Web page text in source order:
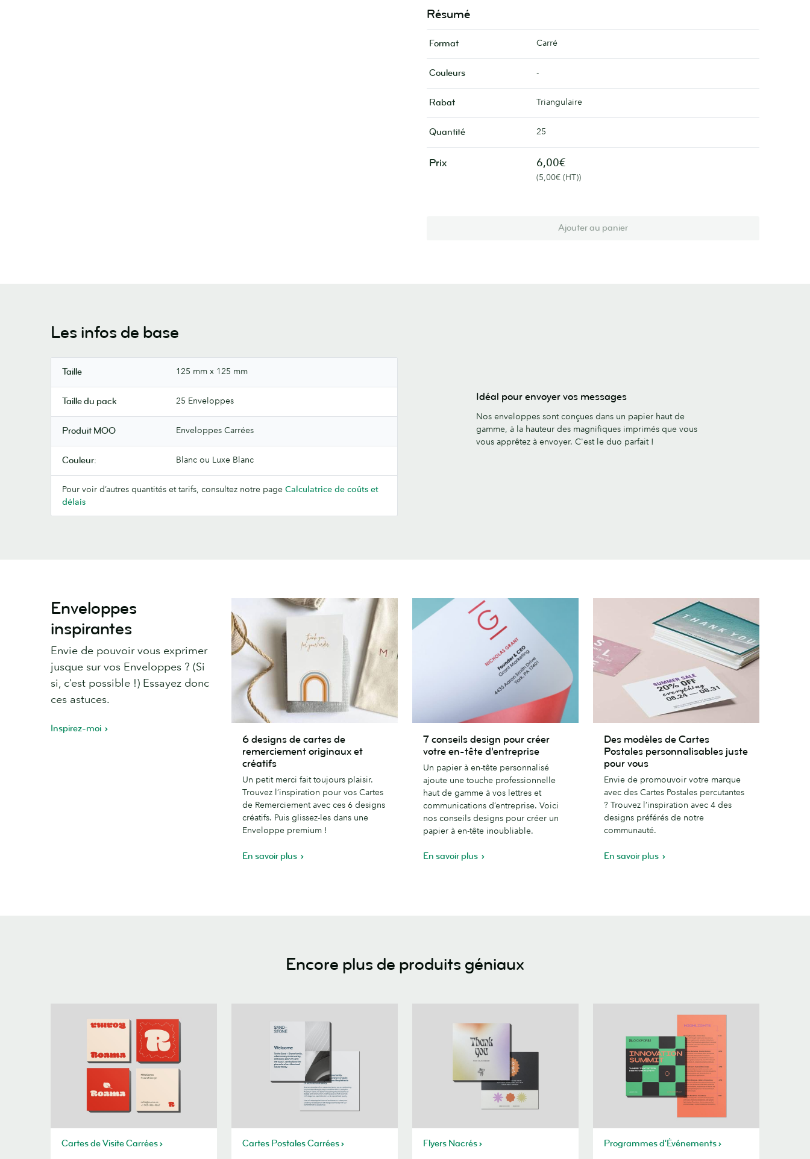
Résumé
Format Carré
Couleurs -
Rabat Triangulaire
Quantité 25
Prix 6,00€
(5,00€ (HT))
Ajouter au panier
Les infos de base
Taille 125 mm x 125 mm
Taille du pack 25 Enveloppes
Produit MOO Enveloppes Carrées
Couleur: Blanc ou Luxe Blanc
Pour voir d’autres quantités et tarifs, consultez notre page Calculatrice de coûts et
délais
Idéal pour envoyer vos messages
Nos enveloppes sont conçues dans un papier haut de
gamme, à la hauteur des magnifiques imprimés que vous
vous apprêtez à envoyer. C'est le duo parfait !
Enveloppes
inspirantes
Envie de pouvoir vous exprimer
jusque sur vos Enveloppes ? (Si
si, c’est possible !) Essayez donc
ces astuces.
Inspirez-moi
designs
remerciement
originaux
6 designs de cartes de
remerciement originaux et
créatifs
Un petit merci fait toujours plaisir.
Trouvez l’inspiration pour vos Cartes
de Remerciement avec ces 6 designs
créatifs. Puis glissez-les dans une
Enveloppe premium !
En savoir plus
conseils
design
pour
créer
votre
en-
tête
7 conseils design pour créer
votre en-tête d’entreprise
Un papier à en-tête personnalisé
ajoute une touche professionnelle
haut de gamme à vos lettres et
communications d’entreprise. Voici
nos conseils designs pour créer un
papier à en-tête inoubliable.
En savoir plus
modèles
Cartes
Postales
personnalisables
juste
pour
Des modèles de Cartes
Postales personnalisables juste
pour vous
Envie de promouvoir votre marque
avec des Cartes Postales percutantes
? Trouvez l’inspiration avec 4 des
designs préférés de notre
communauté.
En savoir plus
Encore plus de produits géniaux
Cartes de Visite Carrées Cartes Postales Carrées Flyers Nacrés Programmes d'Événements